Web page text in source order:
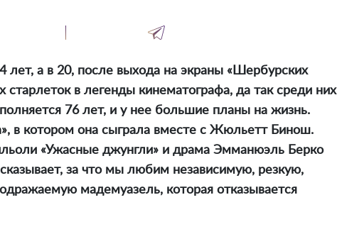
лет, а в 20, после выхода на экраны «Шербурских
старлеток в легенды кинематографа, да так среди них
76 лет, и у нее большие планы на жизнь.
в котором она сыграла вместе с Жюльетт Бинош.
«Ужасные джунгли» и драма Эмманюэль Берко
за что мы любим независимую, резкую,
мадемуазель, которая отказывается